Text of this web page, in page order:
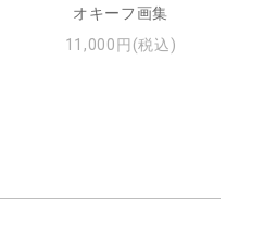
オキーフ画集
11,000円(税込)